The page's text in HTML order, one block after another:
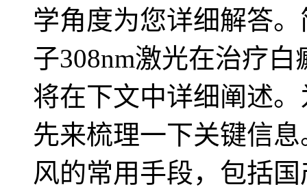
学角度为您详细解答
子308nm激光在治疗
将在下文中详细阐述
先来梳理一下关键信
风的常用手段，包括